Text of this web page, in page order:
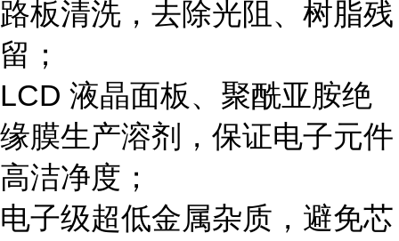
路板清洗，去除光阻、树脂残
留；
LCD 液晶面板、聚酰亚胺绝
缘膜生产溶剂，保证电子元件
高洁净度；
电子级超低金属杂质，避免芯